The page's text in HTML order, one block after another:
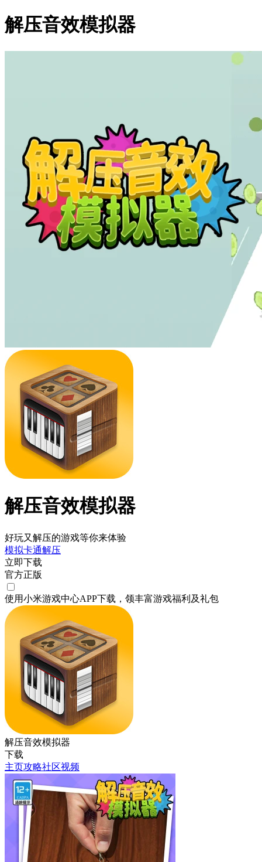
解压音效模拟器
解压音效模拟器
好玩又解压的游戏等你来体验
模拟卡通解压
立即下载
官方正版
使用小米游戏中心APP下载 ，领丰富游戏福利 及礼包
解压音效模拟器
下载
主页攻略社区视频